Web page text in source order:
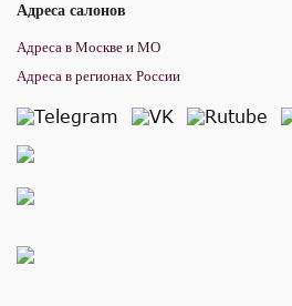
Адреса салонов
Адреса в Москве и МО
Адреса в регионах России